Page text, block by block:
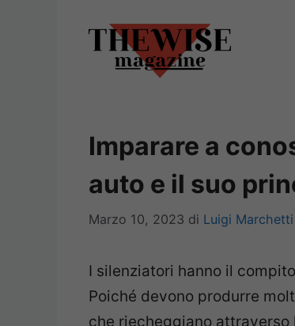
Imparare a
auto e il suo
Marzo 10, 2023 di Luigi Marchetti
I silenziatori hanno il
Poiché devono produrre
che riecheggiano